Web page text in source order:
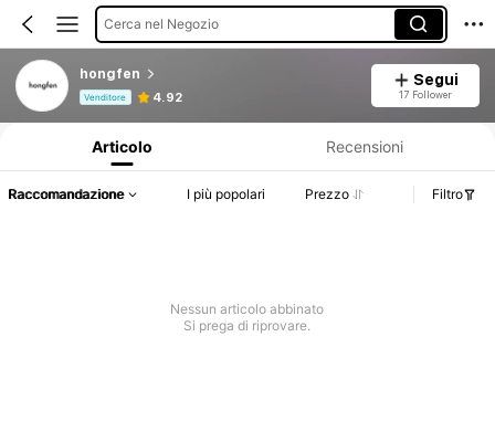
Cerca nel Negozio
hongfen
Venditore 4.92
Segui
17 Follower
Articolo Recensioni
Raccomandazione I più popolari Prezzo Filtro
Nessun articolo abbinato
Si prega di riprovare.